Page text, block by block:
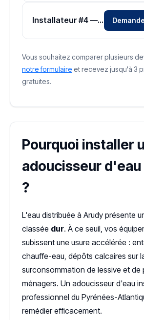
Installateur #4 — Zone Pyrénées-Atlantiques
Vous souhaitez comparer plusieurs
notre formulaire et recevez jusqu'à 3
gratuites.
Pourquoi installer
adoucisseur d'eau
?
L'eau distribuée à Arudy présente
classée dur. À ce seuil, vos
subissent une usure accélérée :
chauffe-eau, dépôts calcaires sur
surconsommation de lessive et de
ménagers. Un adoucisseur d'eau
professionnel du Pyrénées-
remédier efficacement.